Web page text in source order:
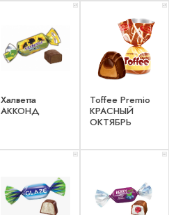
x 1
Халветта
АККОНД
x 1
Toffee Premio
КРАСНЫЙ
ОКТЯБРЬ
x 2 x 2